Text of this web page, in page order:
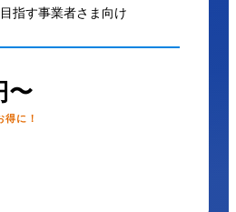
指す事業者さま向け
〜
に！